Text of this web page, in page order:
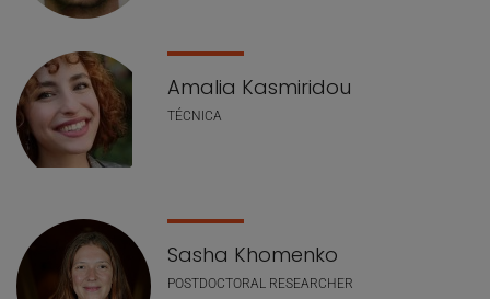
Amalia Kasmiridou
TÉCNICA
Sasha Khomenko
POSTDOCTORAL RESEARCHER